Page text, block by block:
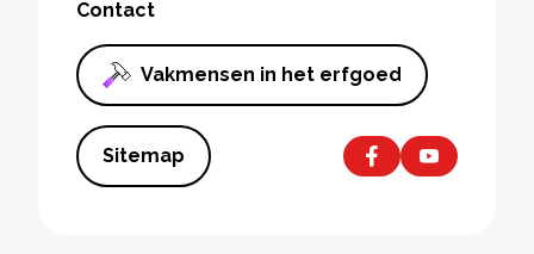
Contact
Vakmensen in het erfgoed
Sitemap